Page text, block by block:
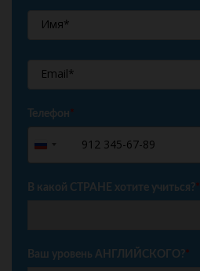
Телефон*
Russia
+7
В какой СТРАНЕ хотите учиться?*
Ваш уровень АНГЛИЙСКОГО?*